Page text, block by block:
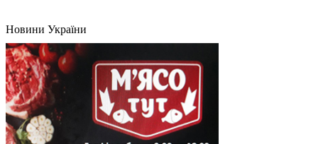
Новини України